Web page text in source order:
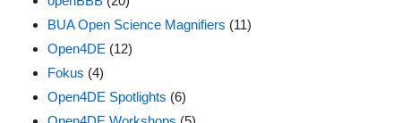
BUA Open Science Magnifiers (11)
Open4DE (12)
Fokus (4)
Open4DE Spotlights (6)